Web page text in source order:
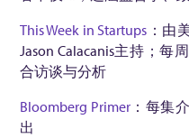
This Week in Startups ：由
Jason Calacanis主持；
合访谈与分析
Bloomberg Primer：每集
出